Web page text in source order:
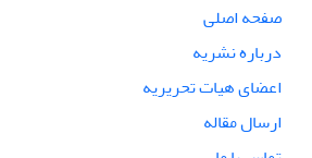
صفحه اصلی
درباره نشریه
اعضای هیات تحریریه
ارسال مقاله